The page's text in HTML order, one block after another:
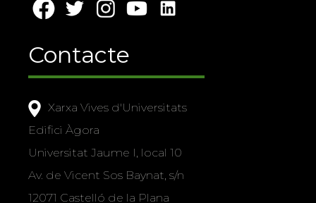
Contacte
Xarxa Vives d'Universitats
Edifici Àgora
Universitat Jaume I, local 10
Av. de Vicent Sos Baynat, s/n
12071 Castelló de la Plana